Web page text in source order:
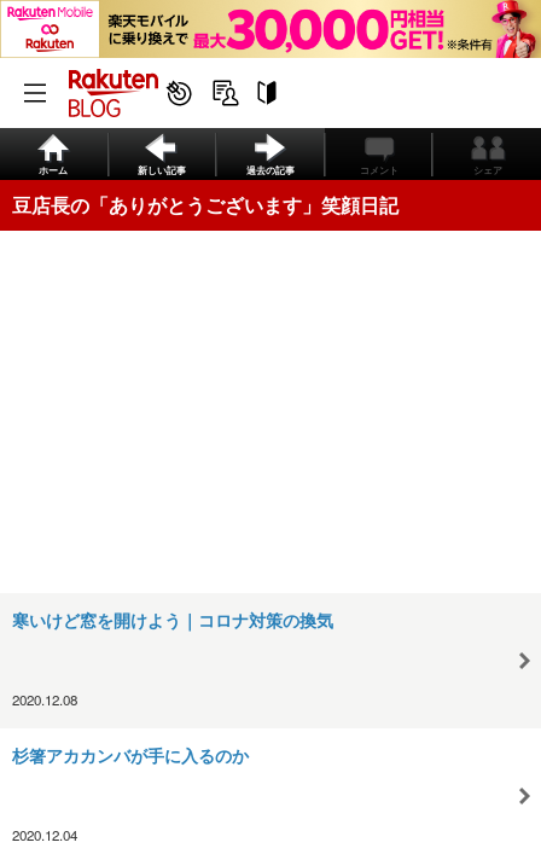
ホーム 新しい記事 過去の記事 コメント シェア
豆店長の「ありがとうございます」笑顔日記
寒いけど窓を開けよう｜コロナ対策の換気
2020.12.08
杉箸アカカンバが手に入るのか
2020.12.04